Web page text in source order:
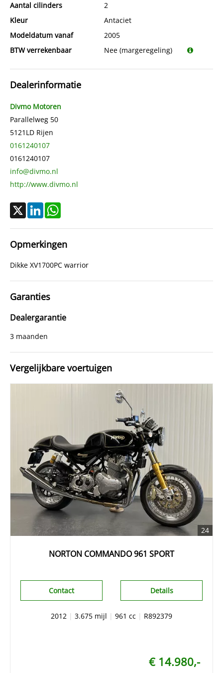
Aantal cilinders
2
Kleur
Antaciet
Modeldatum vanaf
2005
BTW verrekenbaar
Nee (margeregeling)
Dealerinformatie
Divmo Motoren
Parallelweg 50
5121LD Rijen
0161240107
0161240107
info@divmo.nl
http://www.divmo.nl
LinkedIn
Opmerkingen
Dikke XV1700PC warrior
Garanties
Dealergarantie
3 maanden
Vergelijkbare voertuigen
24
NORTON COMMANDO 961 SPORT
Details
Contact
2012 | 3.675 mijl | 961 cc | R892379
€ 14.980,-